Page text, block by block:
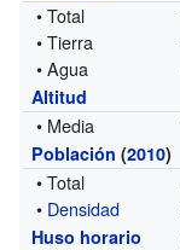
• Total
• Tierra
• Agua
Altitud
• Media
Población (2010)
• Total
• Densidad
Huso horario